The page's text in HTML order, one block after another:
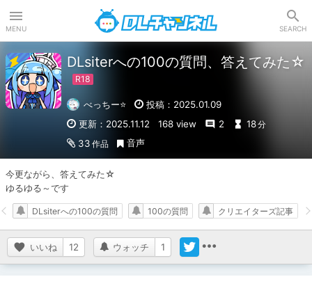
MENU SEARCH
DLsiterへの100の質問、答えてみた☆
べっちー⭐️
投稿：2025.01.09
更新：2025.11.12
168 view 2 18分
33 作品 音声
今更ながら、答えてみた☆
ゆるゆる～です
いいね 12 ウォッチ 1
DLsiterへの100の質問 100の質問 クリエイターズ記事